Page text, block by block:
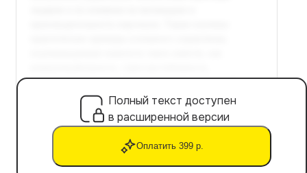
Полный текст доступен
в расширенной версии
Оплатить 399 р.